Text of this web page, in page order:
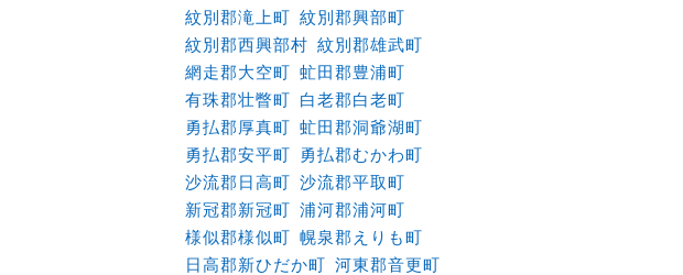
紋別郡滝上町 紋別郡興部町
紋別郡西興部村 紋別郡雄武町
網走郡大空町 虻田郡豊浦町
有珠郡壮瞥町 白老郡白老町
勇払郡厚真町 虻田郡洞爺湖町
勇払郡安平町
勇払郡むかわ町
沙流郡日高町 沙流郡平取町
新冠郡新冠町 浦河郡浦河町
様似郡様似町 幌泉郡えりも町
日高郡新ひだか町 河東郡音更町